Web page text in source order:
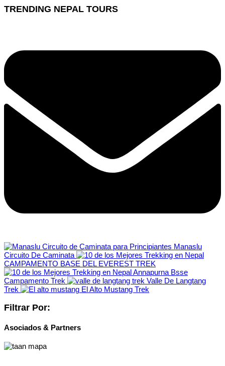
TRENDING NEPAL TOURS
Manaslu
Circuito De Caminata
CAMPAMENTO BASE DEL EVEREST TREK
Annapurna Bsse
Campamento Trek
Valle De Langtang
Trek
El Alto Mustang Trek
Filtrar Por:
Asociados & Partners